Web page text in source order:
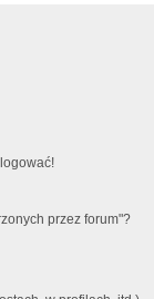
przez forum"?